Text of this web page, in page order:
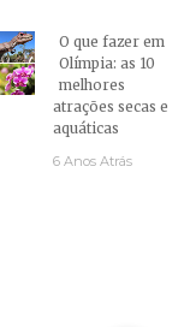
O que fazer em
Olímpia: as 10
melhores
atrações secas e
aquáticas
6 Anos Atrás